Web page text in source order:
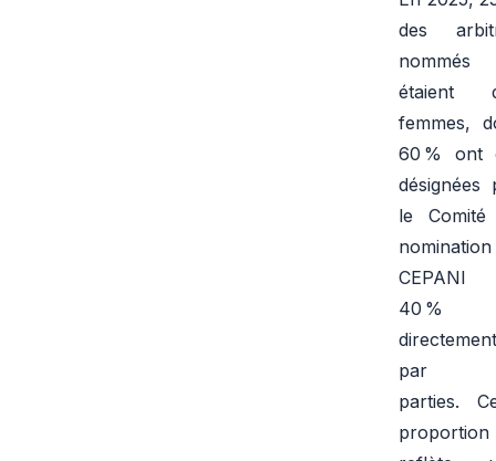
des
nommés
étaient
femmes,
60 % ont
désignées
le Comité
40 %
directement
par
parties.
proportion